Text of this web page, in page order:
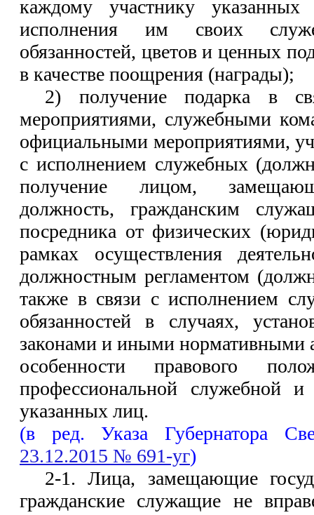
каждому участнику
исполнения им своих
обязанностей, цветов и ценных
в качестве поощрения (награды);
2) получение подарка в
мероприятиями, служебными
официальными мероприятиями,
с исполнением служебных
получение лицом,
должность, гражданским
посредника от физических
рамках осуществления
должностным регламентом
также в связи с исполнением
обязанностей в случаях,
законами и иными нормативными
особенности правового
профессиональной служебной и
указанных лиц.
(в ред. Указа Губернатора
23.12.2015 № 691-уг)
2-1. Лица, замещающие
гражданские служащие не